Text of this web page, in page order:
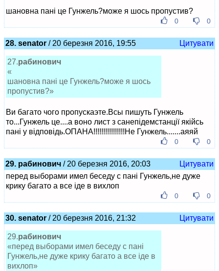
шановна пані це Гунжель?може я шось пропустив?
0 0
28. senator / 20 березня 2016, 19:55 Цитувати
27.рабинович
«
шановна пані це Гунжель?може я шось
пропустив?»
Ви багато чого пропускаэте.Всы пишуть Гунжель
то...Гунжель це....а воно лист з санепідемстанції якійсь
пані у відповідь.ОПАНА!!!!!!!!!!!!!!!!Не Гунжель.......аяяй
0 0
29. рабинович / 20 березня 2016, 20:03
Цитувати
перед выборами имел беседу с пані Гунжель,не дуже
крику багато а все іде в вихлоп
0 0
30. senator / 20 березня 2016, 21:32 Цитувати
29.рабинович
«перед выборами имел беседу с пані
Гунжель,не дуже крику багато а все іде в
вихлоп»